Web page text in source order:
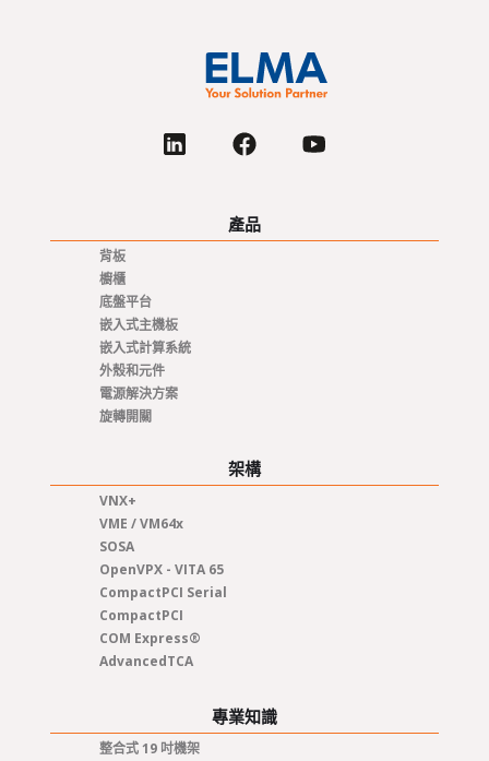
產品
背板
櫥櫃
底盤平台
嵌入式主機板
嵌入式計算系統
外殼和元件
電源解決方案
旋轉開關
架構
VNX+
VME / VM64x
SOSA
OpenVPX - VITA 65
CompactPCI Serial
CompactPCI
COM Express®
AdvancedTCA
專業知識
整合式 19 吋機架